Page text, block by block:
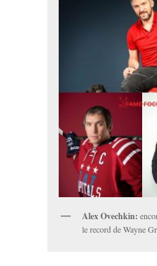
Alex Ovechkin:
le record de Wayne